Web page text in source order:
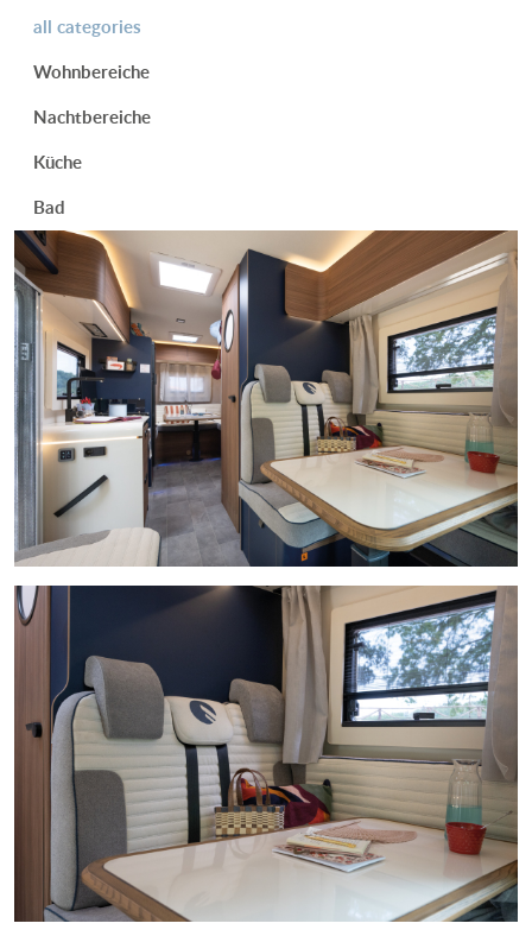
all categories
Wohnbereiche
Nachtbereiche
Küche
Bad